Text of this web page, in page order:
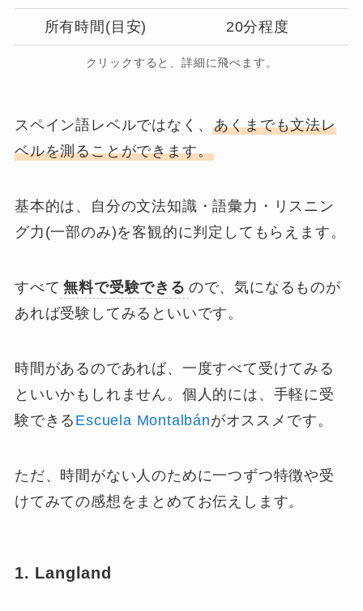
所有時間(目安) 20分程度
クリックすると、詳細に飛べます。
スペイン語レベルではなく、あくまでも文法レ
ベルを測ることができます。
基本的は、自分の文法知識・語彙力・リスニン
グ力(一部のみ)を客観的に判定してもらえます。
すべて 無料で受験できる ので、気になるものが
あれば受験してみるといいです。
時間があるのであれば、一度すべて受けてみる
といいかもしれません。個人的には、手軽に受
験できる Escuela Montalbánがオススメです。
ただ、時間がない人のために一つずつ特徴や受
けてみての感想をまとめてお伝えします。
1. Langland